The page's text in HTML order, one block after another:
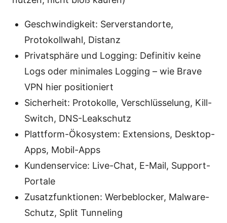
Geschwindigkeit: Serverstandorte,
Protokollwahl, Distanz
Privatsphäre und Logging: Definitiv keine
Logs oder minimales Logging – wie Brave
VPN hier positioniert
Sicherheit: Protokolle, Verschlüsselung, Kill-
Switch, DNS-Leakschutz
Plattform-Ökosystem: Extensions, Desktop-
Apps, Mobil-Apps
Kundenservice: Live-Chat, E-Mail, Support-
Portale
Zusatzfunktionen: Werbeblocker, Malware-
Schutz, Split Tunneling